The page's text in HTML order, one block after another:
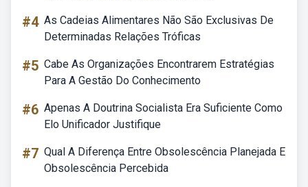
#4 As Cadeias Alimentares Não São Exclusivas De
Determinadas Relações Tróficas
#5 Cabe As Organizações Encontrarem Estratégias
Para A Gestão Do Conhecimento
#6 Apenas A Doutrina Socialista Era Suficiente Como
Elo Unificador Justifique
#7 Qual A Diferença Entre Obsolescência Planejada E
Obsolescência Percebida